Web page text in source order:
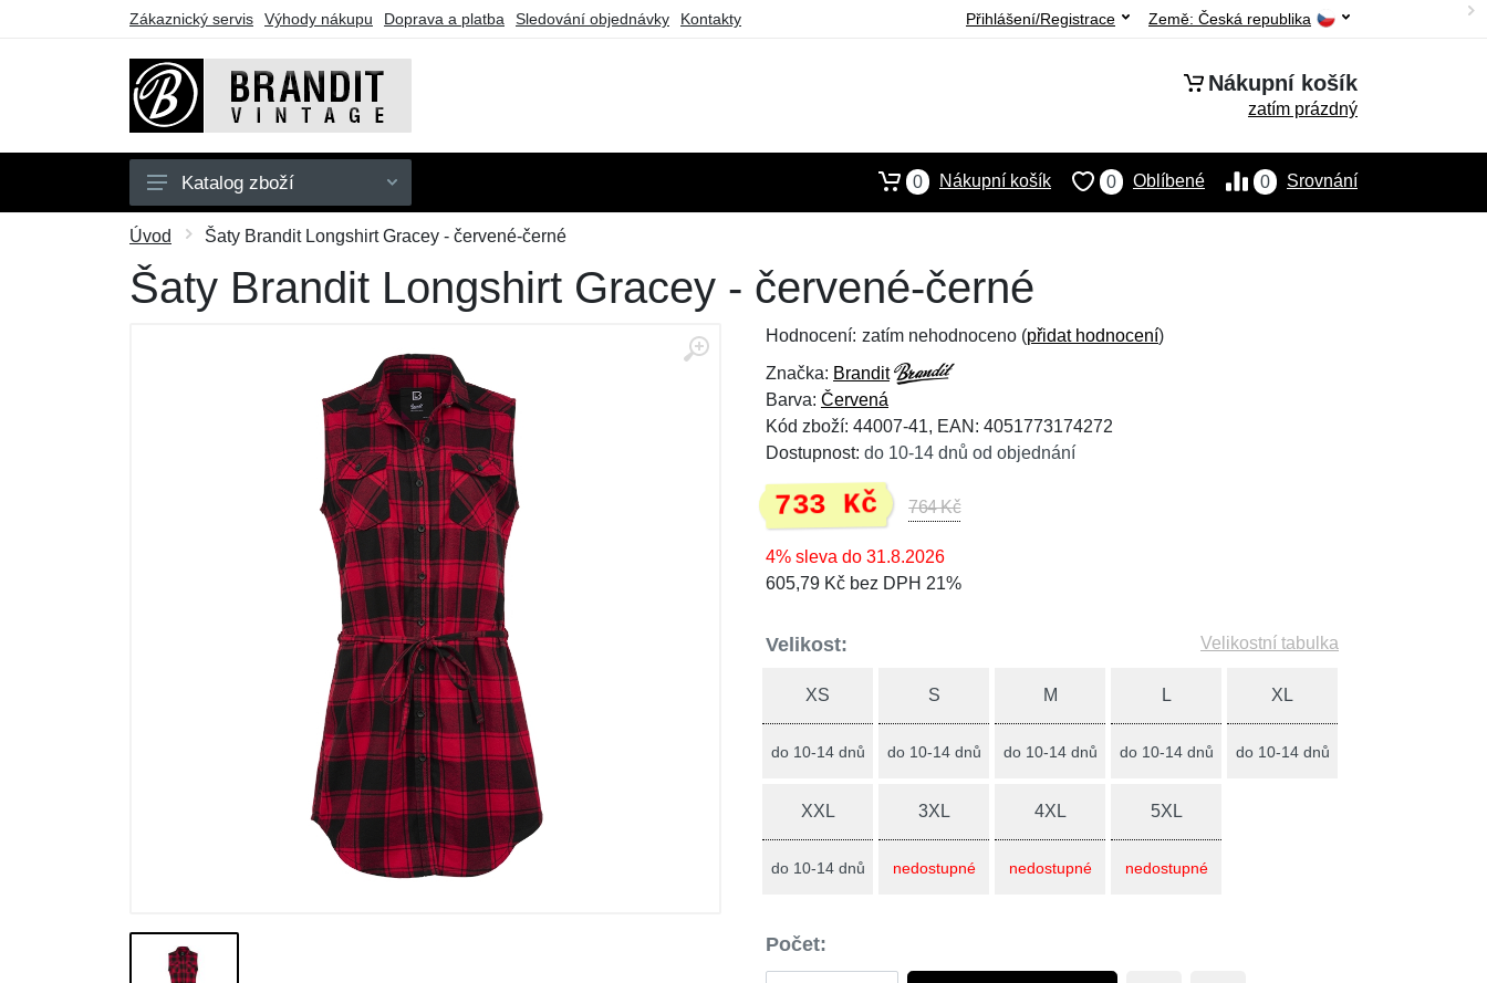
Zákaznický servis Výhody nákupu Doprava a platba Sledování objednávky Kontakty Země: Česká republika
Přihlášení/Registrace
Nákupní košík
zatím prázdný
Pánské
Dámské
Dětské
Katalog zboží 0 Srovnání
0 Oblíbené
0 Nákupní košík
Úvod Šaty Brandit Longshirt Gracey - červené-černé
Šaty Brandit Longshirt Gracey - červené-černé
Hodnocení: zatím nehodnoceno (přidat hodnocení)
Značka: Brandit
Barva: Červená
Kód zboží: 44007-41, EAN: 4051773174272
Dostupnost: do 10-14 dnů od objednání
733 Kč 764 Kč
4% sleva do 31.8.2026
605,79 Kč bez DPH 21%
Velikost: Velikostní tabulka
XS
do 10-14 dnů
S
do 10-14 dnů
M
do 10-14 dnů
L
do 10-14 dnů
XL
do 10-14 dnů
XXL
do 10-14 dnů
3XL
nedostupné
4XL
nedostupné
5XL
nedostupné
Počet: